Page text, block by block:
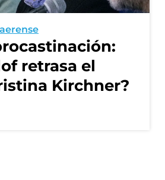
retrasa el
Kirchner?